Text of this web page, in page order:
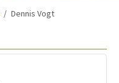
Dennis Vogt